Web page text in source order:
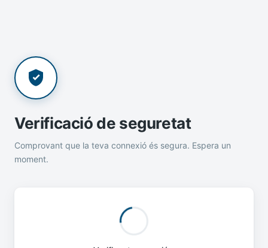
Verificació de seguretat
Comprovant que la teva connexió és segura. Espera un
moment.